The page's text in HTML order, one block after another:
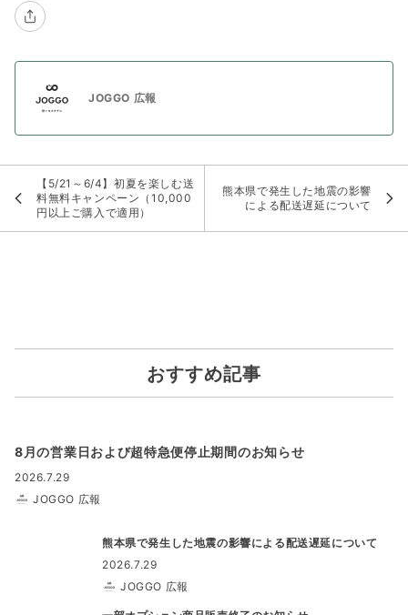
JOGGO 広報
【5/21～6/4】初夏を楽しむ送
料無料キャンペーン（10,000
円以上ご購入で適用）
熊本県で発生した地震の影響
による配送遅延について
おすすめ記事
8月の営業日および超特急便停止期間のお知らせ
2026.7.29
JOGGO 広報
熊本県で発生した地震の影響による配送遅延について
2026.7.29
JOGGO 広報